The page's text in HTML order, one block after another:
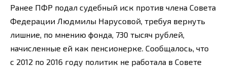
Ранее ПФР подал судебный иск против члена Совета
Федерации Людмилы Нарусовой, требуя вернуть
лишние, по мнению фонда, 730 тысяч рублей,
начисленные ей как пенсионерке. Сообщалось, что
с 2012 по 2016 году политик не работала в Совете